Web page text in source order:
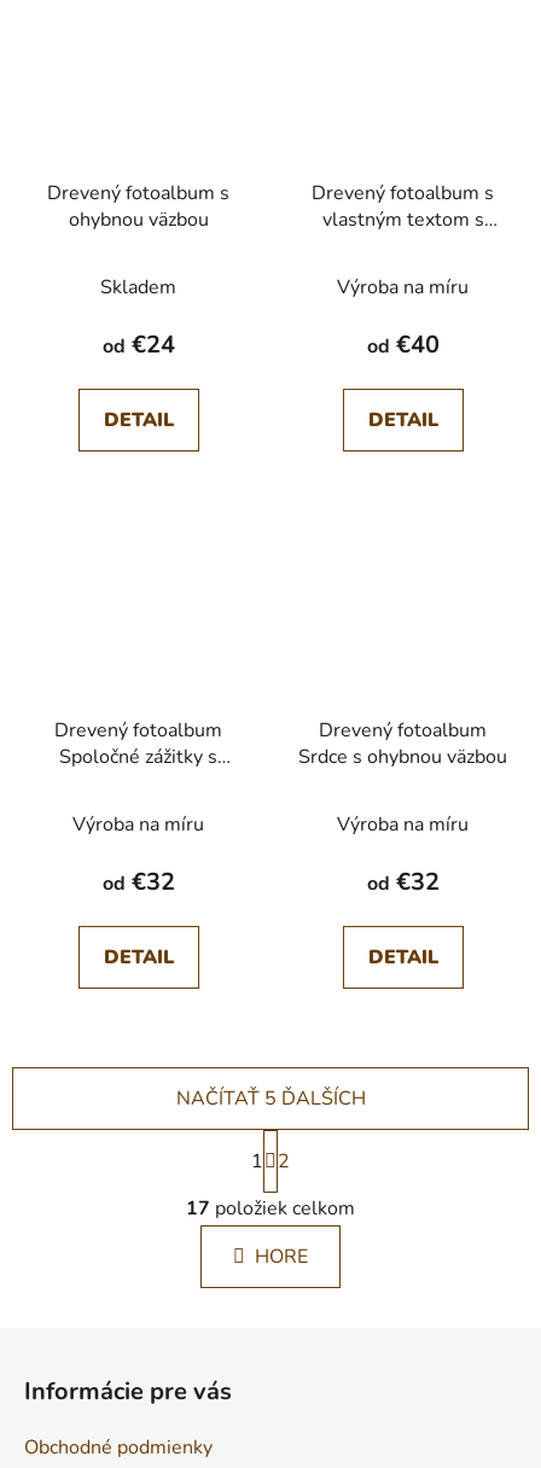
Drevený fotoalbum s
ohybnou väzbou
Skladem
od €24
DETAIL
Drevený fotoalbum s
vlastným textom s
Výroba na míru
od €40
DETAIL
Drevený fotoalbum
Spoločné zážitky s
Výroba na míru
od €32
DETAIL
Drevený fotoalbum
Srdce s ohybnou väzbou
Výroba na míru
od €32
DETAIL
O
v
l
á
d
NAČÍTAŤ 5 ĎALŠÍCH
S
t
r
á
n
k
1
2
17 položiek celkom
HORE
Informácie pre vás
Obchodné podmienky